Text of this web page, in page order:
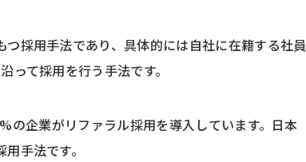
採用手法であり、具体的には自社に在籍する社員
て採用を行う手法です。
企業がリファラル採用を導入しています。日本
手法です。